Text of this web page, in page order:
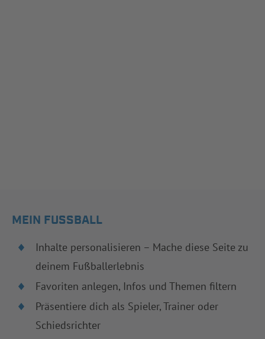
MEIN FUSSBALL
Inhalte personalisieren – Mache diese Seite zu
deinem Fußballerlebnis
Favoriten anlegen, Infos und Themen filtern
Präsentiere dich als Spieler, Trainer oder
Schiedsrichter